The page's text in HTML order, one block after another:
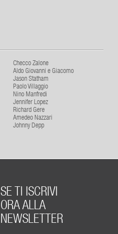
Checco Zalone
Aldo Giovanni e Giacomo
Jason Statham
Paolo Villaggio
Nino Manfredi
Jennifer Lopez
Richard Gere
Amedeo Nazzari
Johnny Depp
SE TI ISCRIVI
ORA ALLA
NEWSLETTER